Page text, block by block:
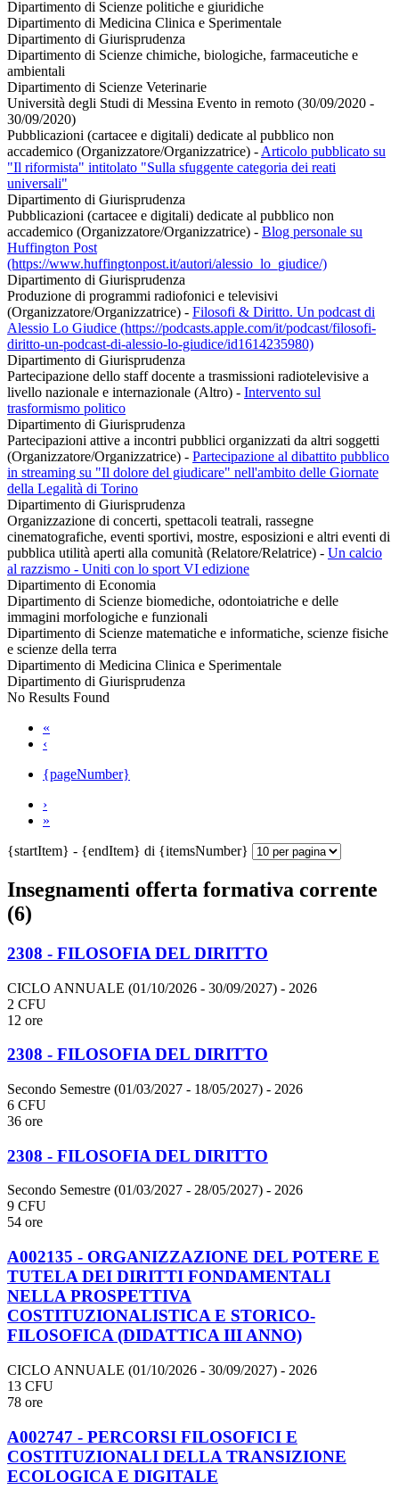
Dipartimento di Scienze politiche e giuridiche
Dipartimento di Medicina Clinica e Sperimentale
Dipartimento di Giurisprudenza
Dipartimento di Scienze chimiche, biologiche, farmaceutiche e
ambientali
Dipartimento di Scienze Veterinarie
Università degli Studi di Messina Evento in remoto (30/09/2020 -
30/09/2020)
Pubblicazioni (cartacee e digitali) dedicate al pubblico non
accademico (Organizzatore/Organizzatrice) - Articolo pubblicato su
"Il riformista" intitolato "Sulla sfuggente categoria dei reati
universali"
Dipartimento di Giurisprudenza
Pubblicazioni (cartacee e digitali) dedicate al pubblico non
accademico (Organizzatore/Organizzatrice) - Blog personale su
Huffington Post
(https://www.huffingtonpost.it/autori/alessio_lo_giudice/)
Dipartimento di Giurisprudenza
Produzione di programmi radiofonici e televisivi
(Organizzatore/Organizzatrice) - Filosofi & Diritto. Un podcast di
Alessio Lo Giudice (https://podcasts.apple.com/it/podcast/filosofi-
diritto-un-podcast-di-alessio-lo-giudice/id1614235980)
Dipartimento di Giurisprudenza
Partecipazione dello staff docente a trasmissioni radiotelevisive a
livello nazionale e internazionale (Altro) - Intervento sul
trasformismo politico
Dipartimento di Giurisprudenza
Partecipazioni attive a incontri pubblici organizzati da altri soggetti
(Organizzatore/Organizzatrice) - Partecipazione al dibattito pubblico
in streaming su "Il dolore del giudicare" nell'ambito delle Giornate
della Legalità di Torino
Dipartimento di Giurisprudenza
Organizzazione di concerti, spettacoli teatrali, rassegne
cinematografiche, eventi sportivi, mostre, esposizioni e altri eventi di
pubblica utilità aperti alla comunità (Relatore/Relatrice) - Un calcio
al razzismo - Uniti con lo sport VI edizione
Dipartimento di Economia
Dipartimento di Scienze biomediche, odontoiatriche e delle
immagini morfologiche e funzionali
Dipartimento di Scienze matematiche e informatiche, scienze fisiche
e scienze della terra
Dipartimento di Medicina Clinica e Sperimentale
Dipartimento di Giurisprudenza
No Results Found
«
‹
{pageNumber}
›
»
{startItem} - {endItem} di {itemsNumber}
Insegnamenti offerta formativa corrente
(6)
2308 - FILOSOFIA DEL DIRITTO
CICLO ANNUALE (01/10/2026 - 30/09/2027) - 2026
2 CFU
12 ore
2308 - FILOSOFIA DEL DIRITTO
Secondo Semestre (01/03/2027 - 18/05/2027) - 2026
6 CFU
36 ore
2308 - FILOSOFIA DEL DIRITTO
Secondo Semestre (01/03/2027 - 28/05/2027) - 2026
9 CFU
54 ore
A002135 - ORGANIZZAZIONE DEL POTERE E
TUTELA DEI DIRITTI FONDAMENTALI
NELLA PROSPETTIVA
COSTITUZIONALISTICA E STORICO-
FILOSOFICA (DIDATTICA III ANNO)
CICLO ANNUALE (01/10/2026 - 30/09/2027) - 2026
13 CFU
78 ore
A002747 - PERCORSI FILOSOFICI E
COSTITUZIONALI DELLA TRANSIZIONE
ECOLOGICA E DIGITALE